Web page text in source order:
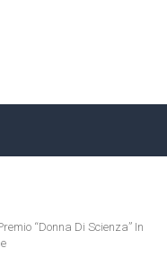
“Donna Di Scienza” In